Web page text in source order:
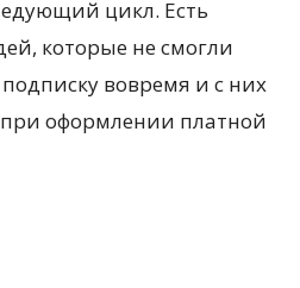
цикл. Есть
которые не смогли
вовремя и с них
оформлении платной